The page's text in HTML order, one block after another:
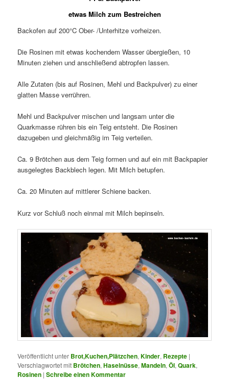
etwas Milch zum Bestreichen
Backofen auf 200°C Ober- /Unterhitze vorheizen.
Die Rosinen mit etwas kochendem Wasser übergießen, 10
Minuten ziehen und anschließend abtropfen lassen.
Alle Zutaten (bis auf Rosinen, Mehl und Backpulver) zu einer
glatten Masse verrühren.
Mehl und Backpulver mischen und langsam unter die
Quarkmasse rühren bis ein Teig entsteht. Die Rosinen
dazugeben und gleichmäßig im Teig verteilen.
Ca. 9 Brötchen aus dem Teig formen und auf ein mit Backpapier
ausgelegtes Backblech legen. Mit Milch betupfen.
Ca. 20 Minuten auf mittlerer Schiene backen.
Kurz vor Schluß noch einmal mit Milch bepinseln.
Veröffentlicht unter Brot,Kuchen,Plätzchen,Kinder, Rezepte |
Verschlagwortet mit Brötchen,Haselnüsse,Mandeln,Öl,Quark,
Rosinen |Schreibe einen Kommentar